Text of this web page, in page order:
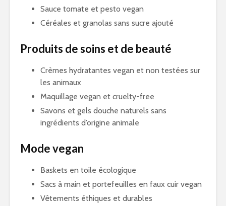
Sauce tomate et pesto vegan
Céréales et granolas sans sucre ajouté
Produits de soins et de beauté
Crèmes hydratantes vegan et non testées sur
les animaux
Maquillage vegan et cruelty-free
Savons et gels douche naturels sans
ingrédients d’origine animale
Mode vegan
Baskets en toile écologique
Sacs à main et portefeuilles en faux cuir vegan
Vêtements éthiques et durables